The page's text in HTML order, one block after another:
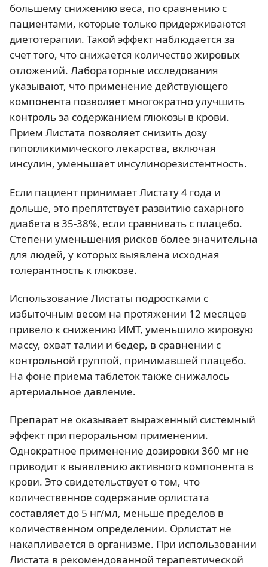
большему снижению веса, по сравнению с
пациентами, которые только придерживаются
диетотерапии. Такой эффект наблюдается за
счет того, что снижается количество жировых
отложений. Лабораторные исследования
указывают, что применение действующего
компонента позволяет многократно улучшить
контроль за содержанием глюкозы в крови.
Прием Листата позволяет снизить дозу
гипогликимического лекарства, включая
инсулин, уменьшает инсулинорезистентность.
Если пациент принимает Листату 4 года и
дольше, это препятствует развитию сахарного
диабета в 35-38%, если сравнивать с плацебо.
Степени уменьшения рисков более значительна
для людей, у которых выявлена исходная
толерантность к глюкозе.
Использование Листаты подростками с
избыточным весом на протяжении 12 месяцев
привело к снижению ИМТ, уменьшило жировую
массу, охват талии и бедер, в сравнении с
контрольной группой, принимавшей плацебо.
На фоне приема таблеток также снижалось
артериальное давление.
Препарат не оказывает выраженный системный
эффект при пероральном применении.
Однократное применение дозировки 360 мг не
приводит к выявлению активного компонента в
крови. Это свидетельствует о том, что
количественное содержание орлистата
составляет до 5 нг/мл, меньше пределов в
количественном определении. Орлистат не
накапливается в организме. При использовании
Листата в рекомендованной терапевтической